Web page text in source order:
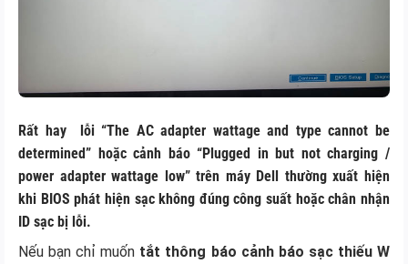
Rất hay lỗi “The AC adapter wattage and type cannot be
determined” hoặc cảnh báo “Plugged in but not charging /
power adapter wattage low”trên máy Dell thường xuất hiện
khi BIOS phát hiện sạc không đúng công suất hoặc chân nhận
ID sạc bị lỗi.
Nếu bạn chỉ muốn tắt thông báo cảnh báo sạc thiếu W